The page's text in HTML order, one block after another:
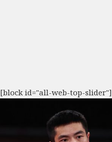
[block id="all-web-top-slider"]